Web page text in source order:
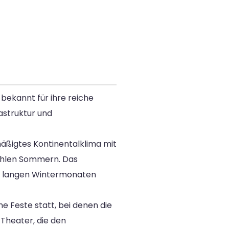
bekannt für ihre reiche
und
Kontinentalklima mit
Sommern. Das
langen Wintermonaten
Feste statt, bei denen die
die den